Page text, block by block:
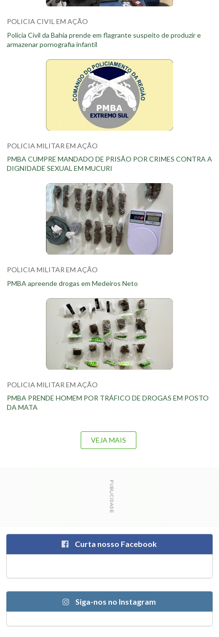
POLICIA CIVIL EM AÇÃO
Policia Civil da Bahia prende em flagrante suspeito de produzir e
armazenar pornografia infantil
POLICIA MILITAR EM AÇÃO
PMBA CUMPRE MANDADO DE PRISÃO POR CRIMES CONTRA A
DIGNIDADE SEXUAL EM MUCURI
POLICIA MILITAR EM AÇÃO
PMBA apreende drogas em Medeiros Neto
POLICIA MILITAR EM AÇÃO
PMBA PRENDE HOMEM POR TRÁFICO DE DROGAS EM POSTO
DA MATA
VEJA MAIS
Curta nosso Facebook
Siga-nos no Instagram